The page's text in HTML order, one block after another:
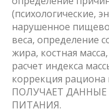
(психологические,
нарушенное
веса, определение
жира, костная
расчет индекса
коррекция
ПОЛУЧАЕТ ДАННЫЕ
ПИТАНИЯ.